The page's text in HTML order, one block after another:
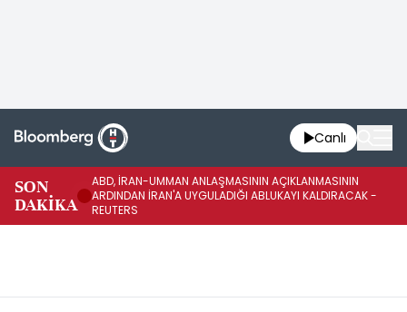
Canlı
SON
DAKİKA
ABD, İRAN-UMMAN ANLAŞMASININ AÇIKLANMASININ
ARDINDAN İRAN'A UYGULADIĞI ABLUKAYI KALDIRACAK -
REUTERS